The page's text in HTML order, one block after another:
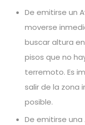
De emitirse un
moverse
buscar altura
pisos que no
terremoto. Es
salir de la zona
posible.
De emitirse